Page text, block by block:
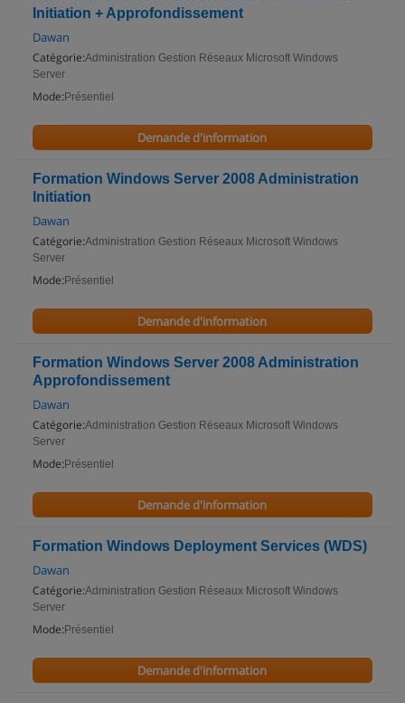
Initiation + Approfondissement
Dawan
Catégorie:Administration Gestion Réseaux Microsoft Windows
Server
Mode: Présentiel
Demande d'information
Formation Windows Server 2008 Administration
Initiation
Dawan
Catégorie:Administration Gestion Réseaux Microsoft Windows
Server
Mode: Présentiel
Demande d'information
Formation Windows Server 2008 Administration
Approfondissement
Dawan
Catégorie:Administration Gestion Réseaux Microsoft Windows
Server
Mode: Présentiel
Demande d'information
Formation Windows Deployment Services (WDS)
Dawan
Catégorie:Administration Gestion Réseaux Microsoft Windows
Server
Mode: Présentiel
Demande d'information